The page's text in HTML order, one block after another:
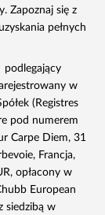
Zapoznaj się z
pełnych
podlegający
w
(Registres
pod numerem
Carpe Diem, 31
Francja,
opłacony w
European
siedzibą w